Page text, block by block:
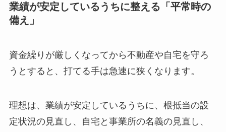
業績が安定しているうちに整える「平常時の
備え」
資金繰りが厳しくなってから不動産や自宅を守ろ
うとすると、打てる手は急速に狭くなります。
理想は、業績が安定しているうちに、根抵当の設
定状況の見直し、自宅と事業所の名義の見直し、